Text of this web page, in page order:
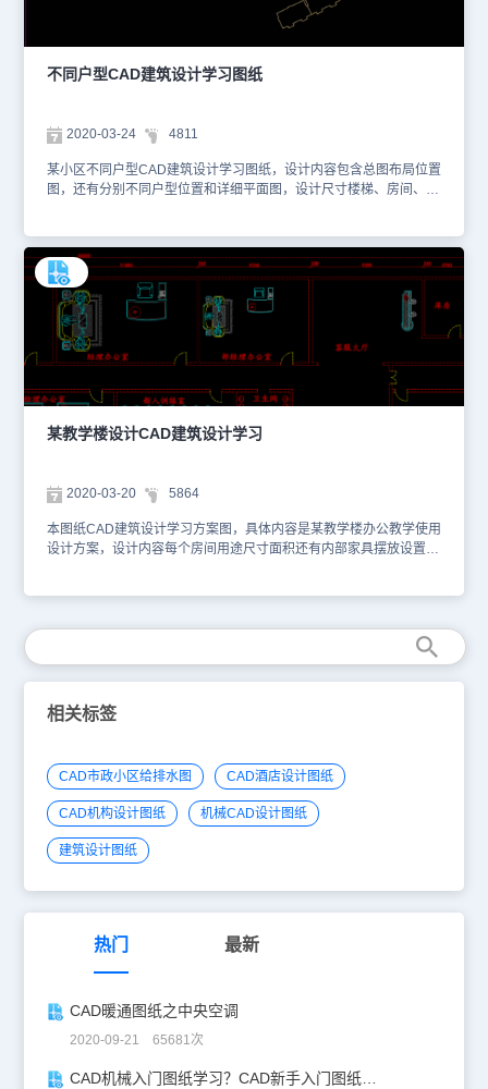
不同户型CAD建筑设计学习图纸
2020-03-24 4811
某小区不同户型CAD建筑设计学习图纸，设计内容包含总图布局位置
图，还有分别不同户型位置和详细平面图，设计尺寸楼梯、房间、走
CAD看图王进行在线查看，便于参考。本素材仅用于互相学习资料，
请勿商用。更多图纸库资源可访问浩辰CAD官网进行学习。1、 不同
户型面积 2、 户型a、b、c平面图 3、 平面图2 4、 户型平面图3
某教学楼设计CAD建筑设计学习
2020-03-20 5864
本图纸CAD建筑设计学习方案图，具体内容是某教学楼办公教学使用
设计方案，设计内容每个房间用途尺寸面积还有内部家具摆放设置，
多图纸库资源可访问浩辰CAD官网进行学习。1某教学楼设计方案
相关标签
CAD市政小区给排水图 CAD酒店设计图纸
CAD机构设计图纸 机械CAD设计图纸
建筑设计图纸
热门 最新
CAD暖通图纸之中央空调
2020-09-21 65681次
CAD机械入门图纸学习？CAD新手入门图纸练习